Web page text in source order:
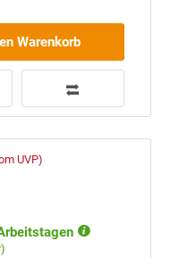
Warenkorb
UVP)